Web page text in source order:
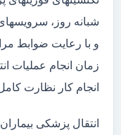
شبانه روز،
و با رعایت ضوابط
زمان انجام عملیات
انجام کار نظارت
انتقال پزشکی